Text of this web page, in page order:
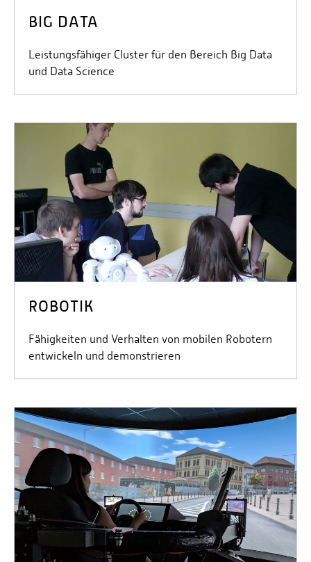
BIG DATA
Leistungsfähiger Cluster für den Bereich Big Data
und Data Science
ROBOTIK
Fähigkeiten und Verhalten von mobilen Robotern
entwickeln und demonstrieren